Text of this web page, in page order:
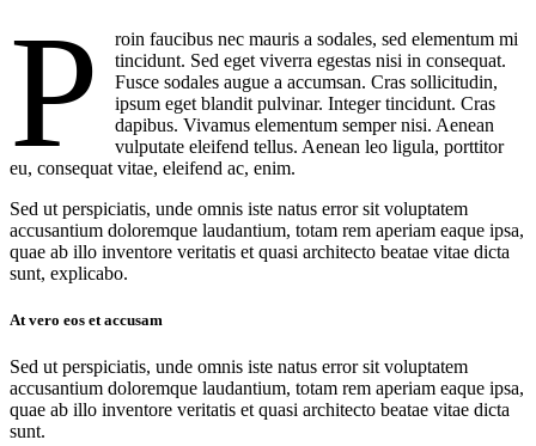
P
roin faucibus nec mauris a sodales, sed elementum mi
tincidunt. Sed eget viverra egestas nisi in consequat.
Fusce sodales augue a accumsan. Cras sollicitudin,
ipsum eget blandit pulvinar. Integer tincidunt. Cras
dapibus. Vivamus elementum semper nisi. Aenean
vulputate eleifend tellus. Aenean leo ligula, porttitor
eu, consequat vitae, eleifend ac, enim.
Sed ut perspiciatis, unde omnis iste natus error sit voluptatem
accusantium doloremque laudantium, totam rem aperiam eaque ipsa,
quae ab illo inventore veritatis et quasi architecto beatae vitae dicta
sunt, explicabo.
At vero eos et accusam
Sed ut perspiciatis, unde omnis iste natus error sit voluptatem
accusantium doloremque laudantium, totam rem aperiam eaque ipsa,
quae ab illo inventore veritatis et quasi architecto beatae vitae dicta
sunt.